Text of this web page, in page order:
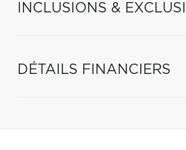
INCLUSIONS &
DÉTAILS FINANCIERS